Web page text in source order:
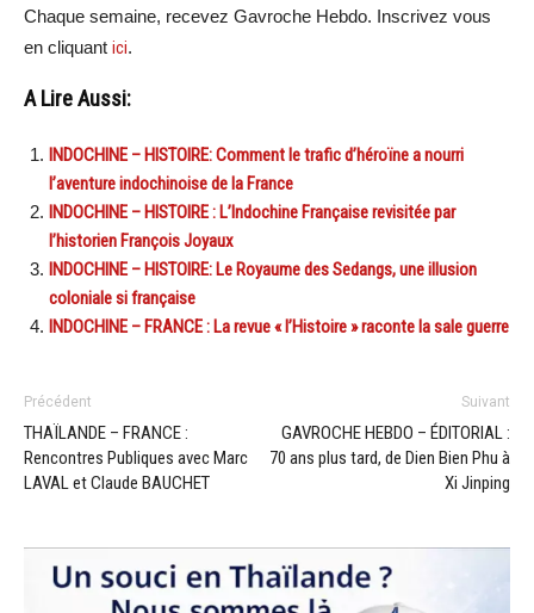
Chaque semaine, recevez Gavroche Hebdo. Inscrivez vous
en cliquant ici.
A Lire Aussi:
INDOCHINE – HISTOIRE: Comment le trafic d’héroïne a nourri
l’aventure indochinoise de la France
INDOCHINE – HISTOIRE : L’Indochine Française revisitée par
l’historien François Joyaux
INDOCHINE – HISTOIRE: Le Royaume des Sedangs, une illusion
coloniale si française
INDOCHINE – FRANCE : La revue « l’Histoire » raconte la sale guerre
Précédent
THAÏLANDE – FRANCE :
Rencontres Publiques avec Marc
LAVAL et Claude BAUCHET
Suivant
GAVROCHE HEBDO – ÉDITORIAL :
70 ans plus tard, de Dien Bien Phu à
Xi Jinping